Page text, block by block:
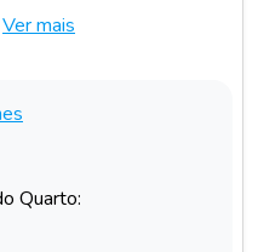
Ver mais
Quarto: